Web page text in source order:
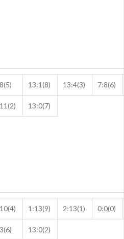
13:1(8) 13:4(3) 7:8(6)
13:0(7)
1:13(9) 2:13(1) 0:0(0)
13:0(2)